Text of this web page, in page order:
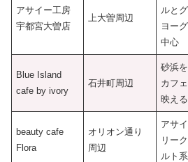
アサイー工房
宇都宮大曽店
上大曽周辺
ルと
ヨー
中心
Blue Island
cafe by ivory
石井町周辺
砂浜
カフ
映え
beauty cafe
Flora
オリオン通り
周辺
アサ
リー
ルト